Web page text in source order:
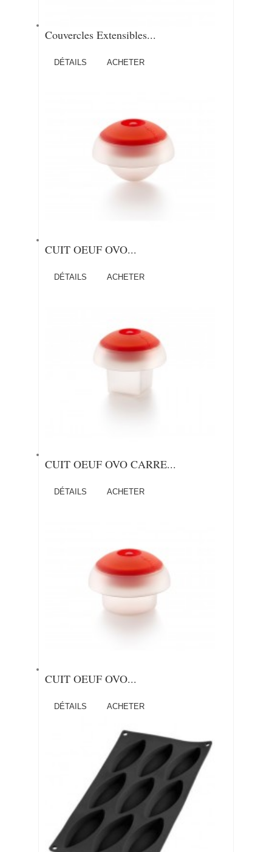
Couvercles Extensibles...
DÉTAILS ACHETER
CUIT OEUF OVO...
DÉTAILS ACHETER
CUIT OEUF OVO CARRE...
DÉTAILS ACHETER
CUIT OEUF OVO...
DÉTAILS ACHETER